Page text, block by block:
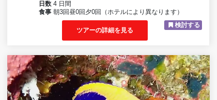
日数 4 日間
食事 朝3回昼0回夕0回（ホテルにより異なります）
ツアーの詳細を見る
検討する